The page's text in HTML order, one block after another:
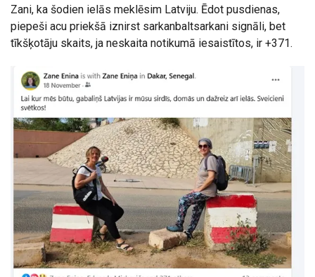
Zani, ka šodien ielās meklēsim Latviju. Ēdot pusdienas,
piepeši acu priekšā iznirst sarkanbaltsarkani signāli, bet
tīkšķotāju skaits, ja neskaita notikumā iesaistītos, ir +371.